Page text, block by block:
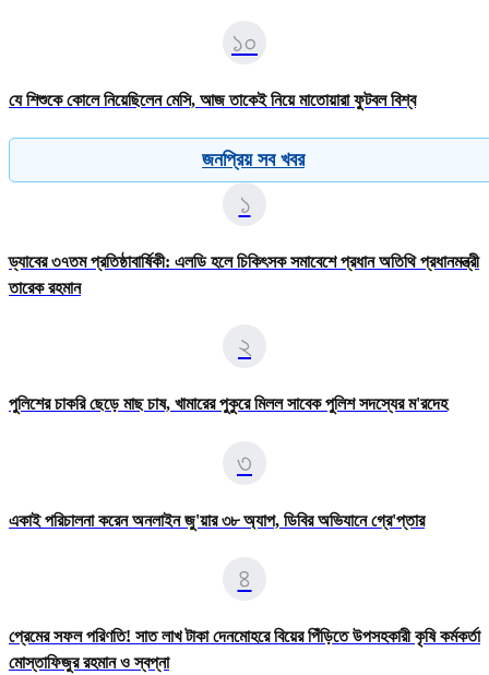
১০
যে শিশুকে কোলে নিয়েছিলেন মেসি, আজ তাকেই নিয়ে মাতোয়ারা ফুটবল বিশ্ব
জনপ্রিয় সব খবর
১
ড্যাবের ৩৭তম প্রতিষ্ঠাবার্ষিকী: এলডি হলে চিকিৎসক সমাবেশে প্রধান অতিথি প্রধানমন্ত্রী
তারেক রহমান
২
পুলিশের চাকরি ছেড়ে মাছ চাষ, খামারের পুকুরে মিলল সাবেক পুলিশ সদস্যের ম'রদেহ
৩
একাই পরিচালনা করেন অনলাইন জু'য়ার ৩৮ অ্যাপ, ডিবির অভিযানে গ্রে'প্তার
৪
প্রেমের সফল পরিণতি! সাত লাখ টাকা দেনমোহরে বিয়ের পিঁড়িতে উপসহকারী কৃষি কর্মকর্তা
মোস্তাফিজুর রহমান ও স্বপ্না